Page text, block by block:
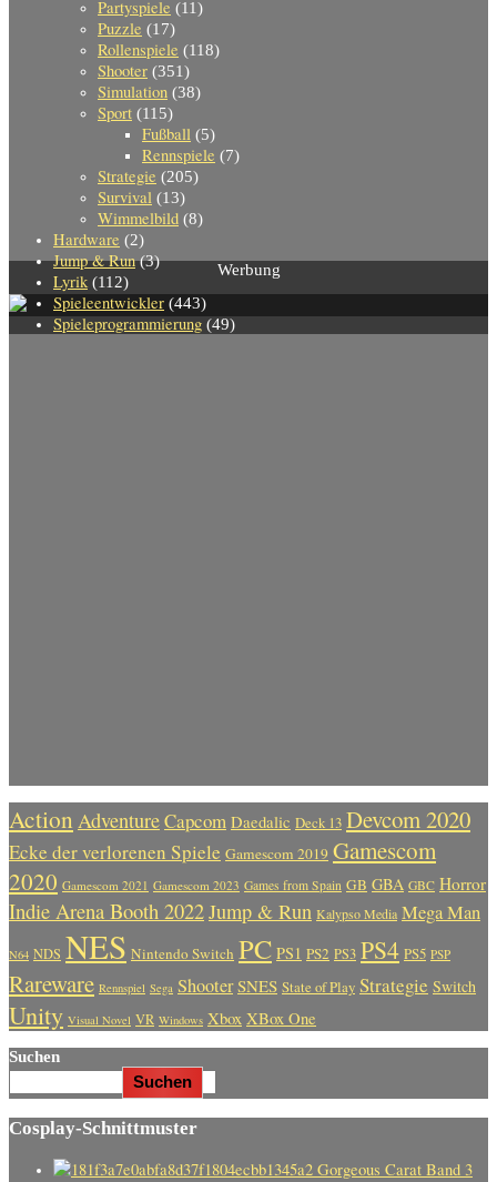
Partyspiele (11)
Puzzle (17)
Rollenspiele (118)
Shooter (351)
Simulation (38)
Sport (115)
Fußball (5)
Rennspiele (7)
Strategie (205)
Survival (13)
Wimmelbild (8)
Hardware (2)
Jump & Run(3)
Lyrik (112)
Spieleentwickler (443)
Spieleprogrammierung (49)
Werbung
Action AdventureCapcom Daedalic Deck 13 Devcom 2020
Ecke der verlorenen Spiele Gamescom 2019 Gamescom
2020 Gamescom 2021 Gamescom 2023 Games from Spain GB GBA GBC Horror
Indie Arena Booth 2022Jump & Run Kalypso Media Mega Man
N64 NDS NES Nintendo Switch PC PS1 PS2 PS3 PS4 PS5 PSP
Rareware Rennspiel Sega Shooter SNES State of Play Strategie Switch
Unity Visual Novel VR Windows Xbox XBox One
Suchen
Suchen
Cosplay-Schnittmuster
Gorgeous Carat Band 3